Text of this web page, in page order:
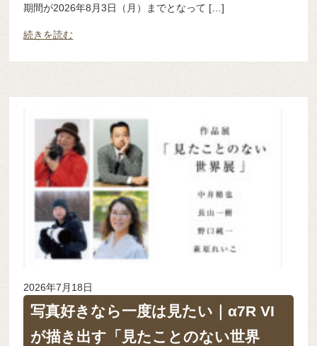
期間が2026年8月3日（月）までとなって […]
続きを読む
2026年7月18日
写真好きなら一度は見たい｜α7R VI
が描き出す「見たことのない世界